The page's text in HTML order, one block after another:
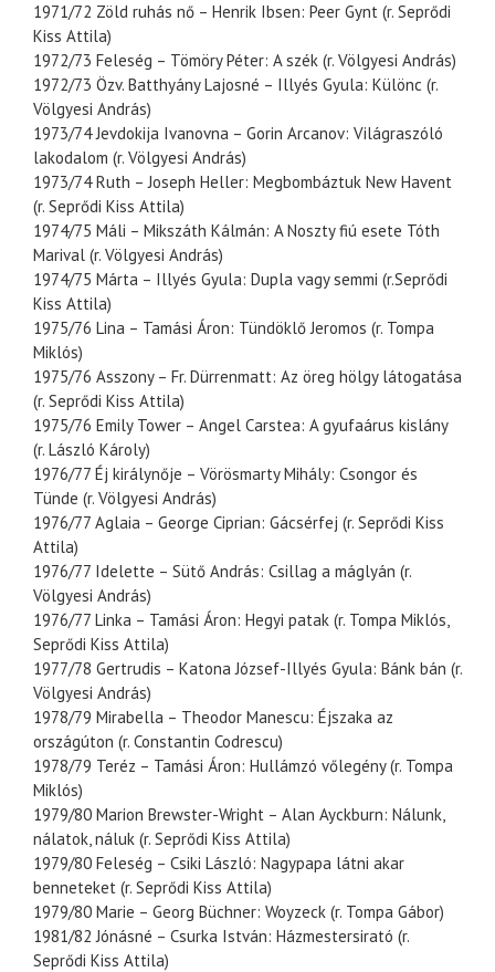
1971/72 Zöld ruhás nő – Henrik Ibsen: Peer Gynt (r. Seprődi
Kiss Attila)
1972/73 Feleség – Tömöry Péter: A szék (r. Völgyesi András)
1972/73 Özv. Batthyány Lajosné – Illyés Gyula: Különc (r.
Völgyesi András)
1973/74 Jevdokija Ivanovna – Gorin Arcanov: Világraszóló
lakodalom (r. Völgyesi András)
1973/74 Ruth – Joseph Heller: Megbombáztuk New Havent
(r. Seprődi Kiss Attila)
1974/75 Máli – Mikszáth Kálmán: A Noszty fiú esete Tóth
Marival (r. Völgyesi András)
1974/75 Márta – Illyés Gyula: Dupla vagy semmi (r.Seprődi
Kiss Attila)
1975/76 Lina – Tamási Áron: Tündöklő Jeromos (r. Tompa
Miklós)
1975/76 Asszony – Fr. Dürrenmatt: Az öreg hölgy látogatása
(r. Seprődi Kiss Attila)
1975/76 Emily Tower – Angel Carstea: A gyufaárus kislány
(r. László Károly)
1976/77 Éj királynője – Vörösmarty Mihály: Csongor és
Tünde (r. Völgyesi András)
1976/77 Aglaia – George Ciprian: Gácsérfej (r. Seprődi Kiss
Attila)
1976/77 Idelette – Sütő András: Csillag a máglyán (r.
Völgyesi András)
1976/77 Linka – Tamási Áron: Hegyi patak (r. Tompa Miklós,
Seprődi Kiss Attila)
1977/78 Gertrudis – Katona József-Illyés Gyula: Bánk bán (r.
Völgyesi András)
1978/79 Mirabella – Theodor Manescu: Éjszaka az
országúton (r. Constantin Codrescu)
1978/79 Teréz – Tamási Áron: Hullámzó vőlegény (r. Tompa
Miklós)
1979/80 Marion Brewster-Wright – Alan Ayckburn: Nálunk,
nálatok, náluk (r. Seprődi Kiss Attila)
1979/80 Feleség – Csiki László: Nagypapa látni akar
benneteket (r. Seprődi Kiss Attila)
1979/80 Marie – Georg Büchner: Woyzeck (r. Tompa Gábor)
1981/82 Jónásné – Csurka István: Házmestersirató (r.
Seprődi Kiss Attila)